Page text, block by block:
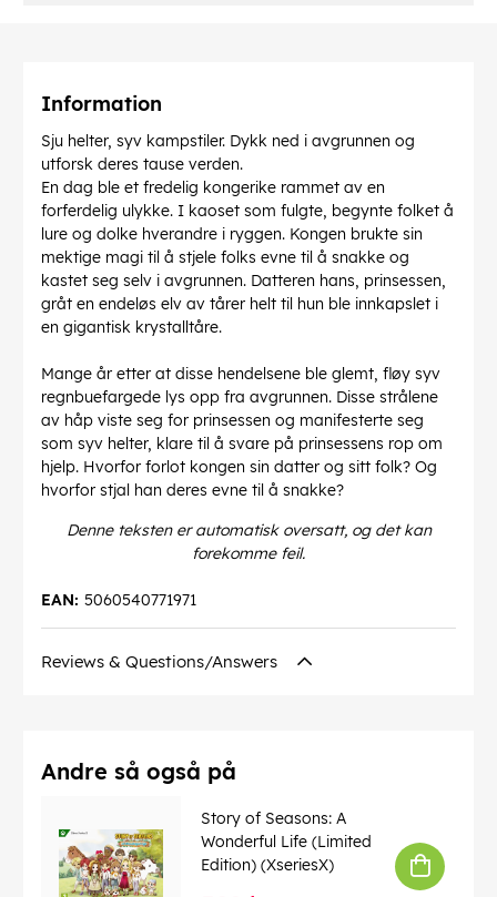
Information
Sju helter, syv kampstiler. Dykk ned i avgrunnen og
utforsk deres tause verden.
En dag ble et fredelig kongerike rammet av en
forferdelig ulykke. I kaoset som fulgte, begynte folket å
lure og dolke hverandre i ryggen. Kongen brukte sin
mektige magi til å stjele folks evne til å snakke og
kastet seg selv i avgrunnen. Datteren hans, prinsessen,
gråt en endeløs elv av tårer helt til hun ble innkapslet i
en gigantisk krystalltåre.
Mange år etter at disse hendelsene ble glemt, fløy syv
regnbuefargede lys opp fra avgrunnen. Disse strålene
av håp viste seg for prinsessen og manifesterte seg
som syv helter, klare til å svare på prinsessens rop om
hjelp. Hvorfor forlot kongen sin datter og sitt folk? Og
hvorfor stjal han deres evne til å snakke?
Denne teksten er automatisk oversatt, og det kan
forekomme feil.
5060540771971
EAN:
Reviews & Questions/Answers
Andre så også på
Story of Seasons: A
Wonderful Life (Limited
Edition) (XseriesX)